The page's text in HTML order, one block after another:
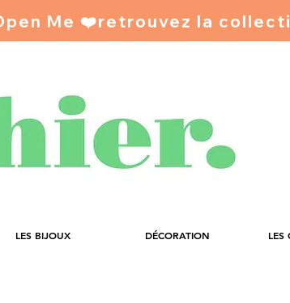
Me ❤️
LES BIJOUX DÉCORATION LES